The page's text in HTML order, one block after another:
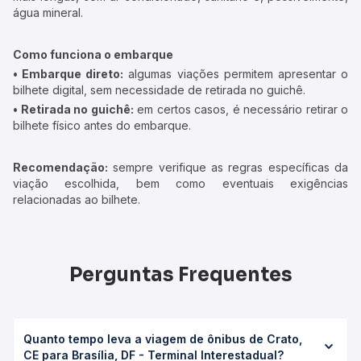
água mineral.
Como funciona o embarque
• Embarque direto: algumas viações permitem apresentar o
bilhete digital, sem necessidade de retirada no guichê.
• Retirada no guichê: em certos casos, é necessário retirar o
bilhete físico antes do embarque.
Recomendação: sempre verifique as regras específicas da
viação escolhida, bem como eventuais exigências
relacionadas ao bilhete.
Perguntas Frequentes
Quanto tempo leva a viagem de ônibus de Crato,
CE para Brasília, DF - Terminal Interestadual?